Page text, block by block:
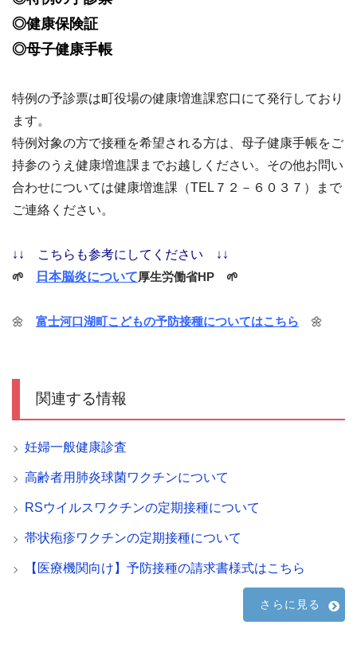
◎健康保険証
◎母子健康手帳
特例の予診票は町役場の健康増進課窓口にて発行しており
ます。
特例対象の方で接種を希望される方は、母子健康手帳をご
持参のうえ健康増進課までお越しください。その他お問い
合わせについては健康増進課（TEL７２－６０３７）まで
ご連絡ください。
↓↓ こちらも参考にしてください ↓↓
🌱
日本脳炎について厚生労働省HP 🌱
🌼 富士河口湖町こどもの予防接種についてはこちら 🌼
関連する情報
妊婦一般健康診査
高齢者用肺炎球菌ワクチンについて
RSウイルスワクチンの定期接種について
帯状疱疹ワクチンの定期接種について
【医療機関向け】予防接種の請求書様式はこちら
さらに見る